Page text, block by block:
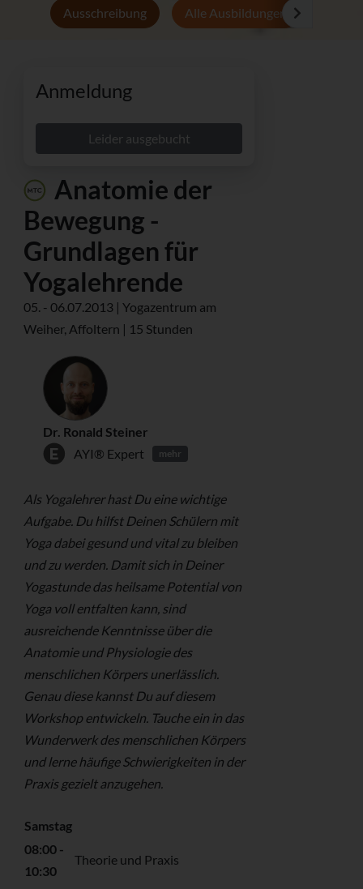
Ausschreibung Alle Ausbildungen
Anmeldung
Leider ausgebucht
Anatomie der
Bewegung -
Grundlagen für
Yogalehrende
05. - 06.07.2013 | Yogazentrum am
Weiher, Affoltern | 15 Stunden
Dr. Ronald Steiner
AYI® Expert
mehr
Als Yogalehrer hast Du eine wichtige
Aufgabe. Du hilfst Deinen Schülern mit
Yoga dabei gesund und vital zu bleiben
und zu werden. Damit sich in Deiner
Yogastunde das heilsame Potential von
Yoga voll entfalten kann, sind
ausreichende Kenntnisse über die
Anatomie und Physiologie des
menschlichen Körpers unerlässlich.
Genau diese kannst Du auf diesem
Workshop entwickeln. Tauche ein in das
Wunderwerk des menschlichen Körpers
und lerne häufige Schwierigkeiten in der
Praxis gezielt anzugehen.
Samstag
08:00 -
10:30
Theorie und Praxis